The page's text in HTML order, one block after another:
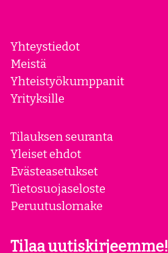
Yhteystiedot
Meistä
Yhteistyökumppanit
Yrityksille
Tilauksen seuranta
Yleiset ehdot
Evästeasetukset
Tietosuojaseloste
Peruutuslomake
Tilaa uutiskirjeemme!